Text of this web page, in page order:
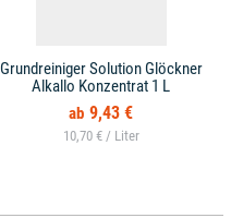
Grundreiniger Solution Glöckner
Alkallo Konzentrat 1 L
9,43 €
10,70 € /